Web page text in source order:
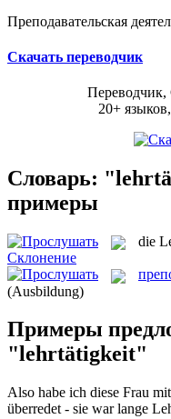
Преподавательская
Скачать переводчик
Переводчик,
20+
Словарь:
примеры
die
Склонение
(Ausbildung)
Примеры
"lehrtätigkeit"
Also habe ich diese Frau
überredet - sie war lange